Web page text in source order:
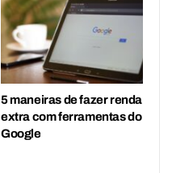
5 maneiras de fazer renda
extra com ferramentas do
Google